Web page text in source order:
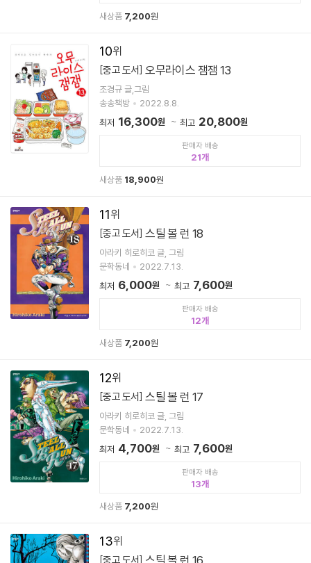
새상품 7,200원
10
[중고 도서] 오무라이스 잼잼 13
조경규 글,그림
송송책방
2022.8.8.
최저 16,300원 최고 20,800원
판매자 배송
21
새상품 18,900원
11
[중고 도서] 스틸 볼 런 18
아라키 히로히코 글, 그림
문학동네
2022.7.13.
최저 6,000원 최고 7,600원
판매자 배송
12
새상품 7,200원
12
[중고 도서] 스틸 볼 런 17
아라키 히로히코 글, 그림
문학동네
2022.7.13.
최저 4,700원 최고 7,600원
판매자 배송
13
새상품 7,200원
13
[중고 도서] 스틸 볼 런 16